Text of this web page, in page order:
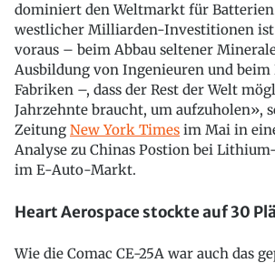
dominiert den Weltmarkt für
westlicher Milliarden-Investitionen ist
voraus – beim Abbau seltener
Ausbildung von Ingenieuren und beim
Fabriken –, dass der Rest der Welt
Jahrzehnte braucht, um aufzuholen»,
Zeitung New York Times im Mai in
Analyse zu Chinas Postion bei
im E-Auto-Markt.
Heart Aerospace stockte auf 30
Wie die Comac CE-25A war auch das